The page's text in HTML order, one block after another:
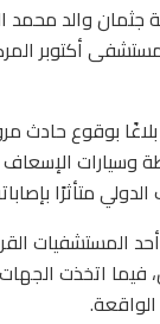
جثمان والد
مستشفى أكتوبر
بوقوع حادث
وسيارات
متأثرًا
المستشفيات
فيما اتخذت
الواقعة.